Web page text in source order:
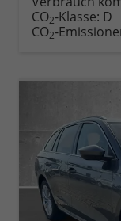
CO2-Klasse: D
CO2-